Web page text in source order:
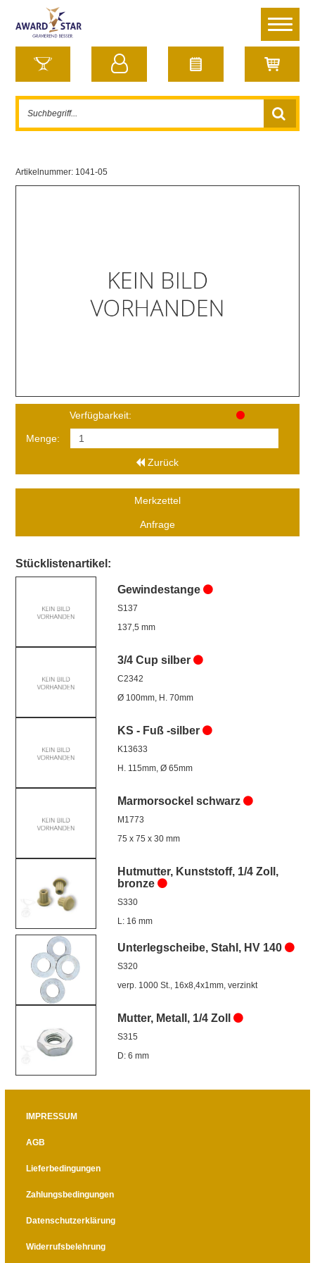
Artikelnummer: 1041-05
Verfügbarkeit:
Menge:
Zurück
Merkzettel
Anfrage
Stücklistenartikel:
Gewindestange
S137
137,5 mm
3/4 Cup silber
C2342
Ø 100mm, H. 70mm
KS - Fuß -silber
K13633
H. 115mm, Ø 65mm
Marmorsockel schwarz
M1773
75 x 75 x 30 mm
Hutmutter, Kunststoff, 1/4 Zoll,
bronze
S330
L: 16 mm
Unterlegscheibe, Stahl, HV 140
S320
verp. 1000 St., 16x8,4x1mm, verzinkt
Mutter, Metall, 1/4 Zoll
S315
D: 6 mm
IMPRESSUM
AGB
Lieferbedingungen
Zahlungsbedingungen
Datenschutzerklärung
Widerrufsbelehrung